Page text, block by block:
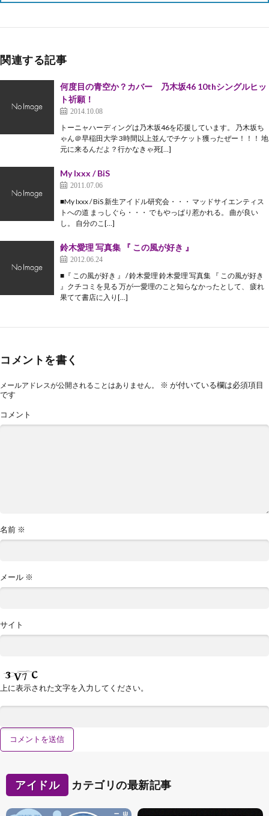
関連する記事
何度目の青空か？カバー 乃木坂46 10thシングルヒッ
ト祈願！
2014.10.08
トーニャハーディングは乃木坂46を応援しています。 乃木坂ち
ゃん＠早稲田大学 3時間以上並んでチケット獲ったぜー！！！ 地
元に来るんだよ？行かなきゃ死[…]
My Ixxx / BiS
2011.07.06
■My Ixxx / BiS 新生アイドル研究会・・・ マッドサイエンティス
トへの道 まっしぐら・・・ でもやっぱり惹かれる。 曲が良い
し。 自分のこ[…]
鈴木愛理 写真集 『 この風が好き 』
2012.06.24
■『 この風が好き 』 / 鈴木愛理 鈴木愛理 写真集 『 この風が好き
』クチコミを見る 万が一愛理のこと知らなかったとして、 疲れ
果てて書店に入り[…]
コメントを書く
メールアドレスが公開されることはありません。 ※ が付いている欄は必須項目
です
コメント
名前 ※
メール ※
サイト
上に表示された文字を入力してください。
アイドル カテゴリの最新記事